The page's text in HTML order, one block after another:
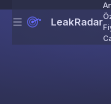
Menu LeakRadar